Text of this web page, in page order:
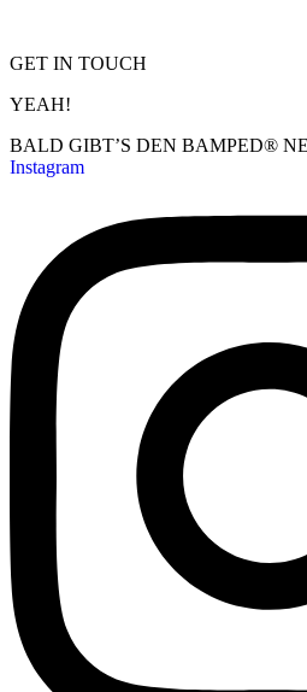
GET IN TOUCH
YEAH!
BALD GIBT’S DEN BAMPED®
Instagram